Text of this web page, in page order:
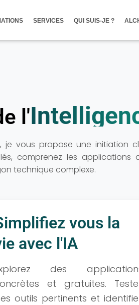
SERVICES QUI SUIS-JE ?
l'
je vous propose une initiation
comprenez les
technique complexe.
vous la
avec l'IA
des
et gratuites.
outils pertinents et